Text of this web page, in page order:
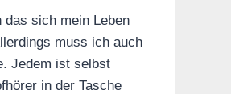
sich mein Leben
muss ich auch
Jedem ist selbst
in der Tasche